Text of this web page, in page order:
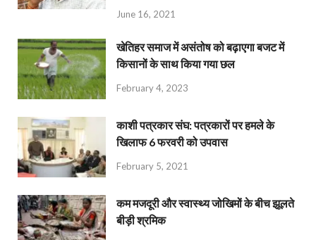
June 16, 2021
खेतिहर समाज में असंतोष को बढ़ाएगा बजट में
किसानों के साथ किया गया छल
February 4, 2023
काशी पत्रकार संघ: पत्रकारों पर हमले के
खिलाफ 6 फरवरी को उपवास
February 5, 2021
कम मजदूरी और स्वास्थ्य जोखिमों के बीच झूलते
बीड़ी श्रमिक